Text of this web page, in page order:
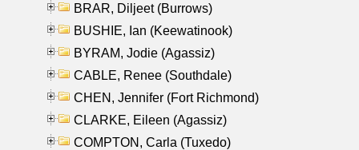
BRAR, Diljeet (Burrows)
BUSHIE, Ian (Keewatinook)
BYRAM, Jodie (Agassiz)
CABLE, Renee (Southdale)
CHEN, Jennifer (Fort Richmond)
CLARKE, Eileen (Agassiz)
COMPTON, Carla (Tuxedo)